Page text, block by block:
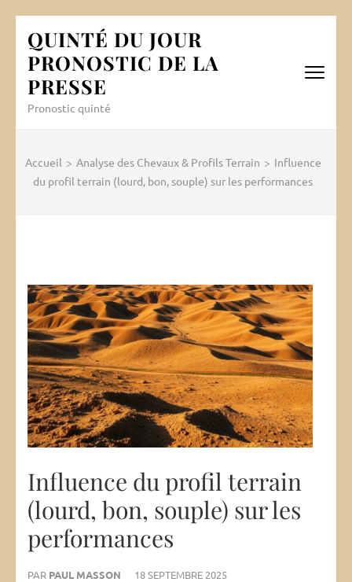
contenu
(Pressez
Entrée)
QUINTÉ DU JOUR
PRONOSTIC DE LA
PRESSE
Pronostic quinté
Accueil > Analyse des Chevaux & Profils Terrain > Influence
du profil terrain (lourd, bon, souple) sur les performances
Influence du profil terrain
(lourd, bon, souple) sur les
performances
PAR PAUL MASSON
18 SEPTEMBRE 2025